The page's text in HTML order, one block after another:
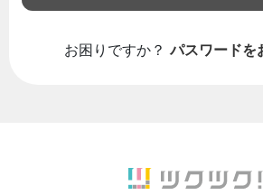
お困りですか？ パスワードを